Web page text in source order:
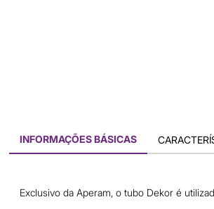
INFORMAÇÕES BÁSICAS
Exclusivo da Aperam, o tubo Dekor é